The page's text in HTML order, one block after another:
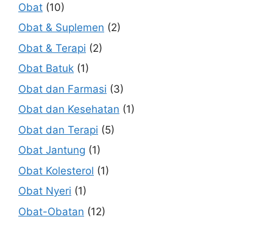
Obat (10)
Obat & Suplemen (2)
Obat & Terapi (2)
Obat Batuk (1)
Obat dan Farmasi (3)
Obat dan Kesehatan (1)
Obat dan Terapi (5)
Obat Jantung (1)
Obat Kolesterol (1)
Obat Nyeri (1)
Obat-Obatan (12)